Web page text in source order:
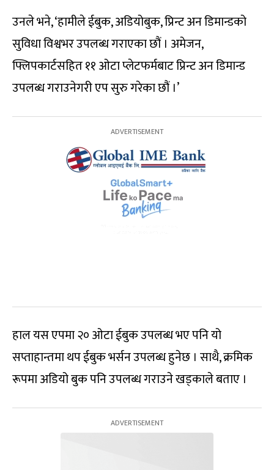
उनले भने, ‘हामीले ईबुक, अडियोबुक, प्रिन्ट अन डिमान्डको
सुविधा विश्वभर उपलब्ध गराएका छौं । अमेजन,
फ्लिपकार्टसहित ११ ओटा प्लेटफर्मबाट प्रिन्ट अन डिमान्ड
उपलब्ध गराउनेगरी एप सुरु गरेका छौं ।’
हाल यस एपमा २० ओटा ईबुक उपलब्ध भए पनि यो
सप्ताहान्तमा थप ईबुक भर्सन उपलब्ध हुनेछ । साथै, क्रमिक
रूपमा अडियो बुक पनि उपलब्ध गराउने खड्काले बताए ।